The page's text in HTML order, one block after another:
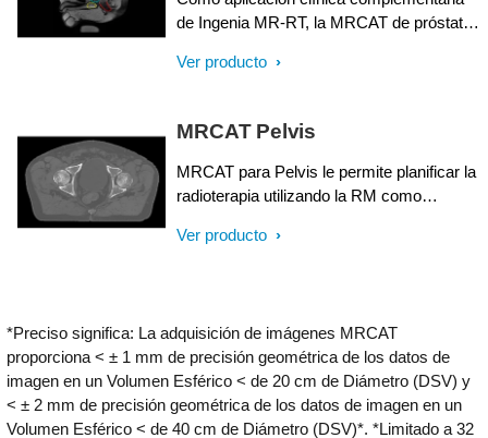
de Ingenia MR-RT, la MRCAT de próstata
atenuación y contornos automatizados de
un flujo de trabajo repetible con un solo
clic.
Ver producto
MRCAT Pelvis
MRCAT para Pelvis le permite planificar la
radioterapia utilizando la RM como
examen de RM, MRCAT para Pelvis
continuas para el cálculo de la dosis. Los
datos MRCAT (MR para Cálculo de
Atenuación) se pueden utilizar para
exportar a sistemas de planificación de
Ver producto
*Preciso significa: La adquisición de imágenes MRCAT
proporciona < ± 1 mm de precisión geométrica de los datos de
imagen en un Volumen Esférico < de 20 cm de Diámetro (DSV) y
< ± 2 mm de precisión geométrica de los datos de imagen en un
Volumen Esférico < de 40 cm de Diámetro (DSV)*. *Limitado a 32